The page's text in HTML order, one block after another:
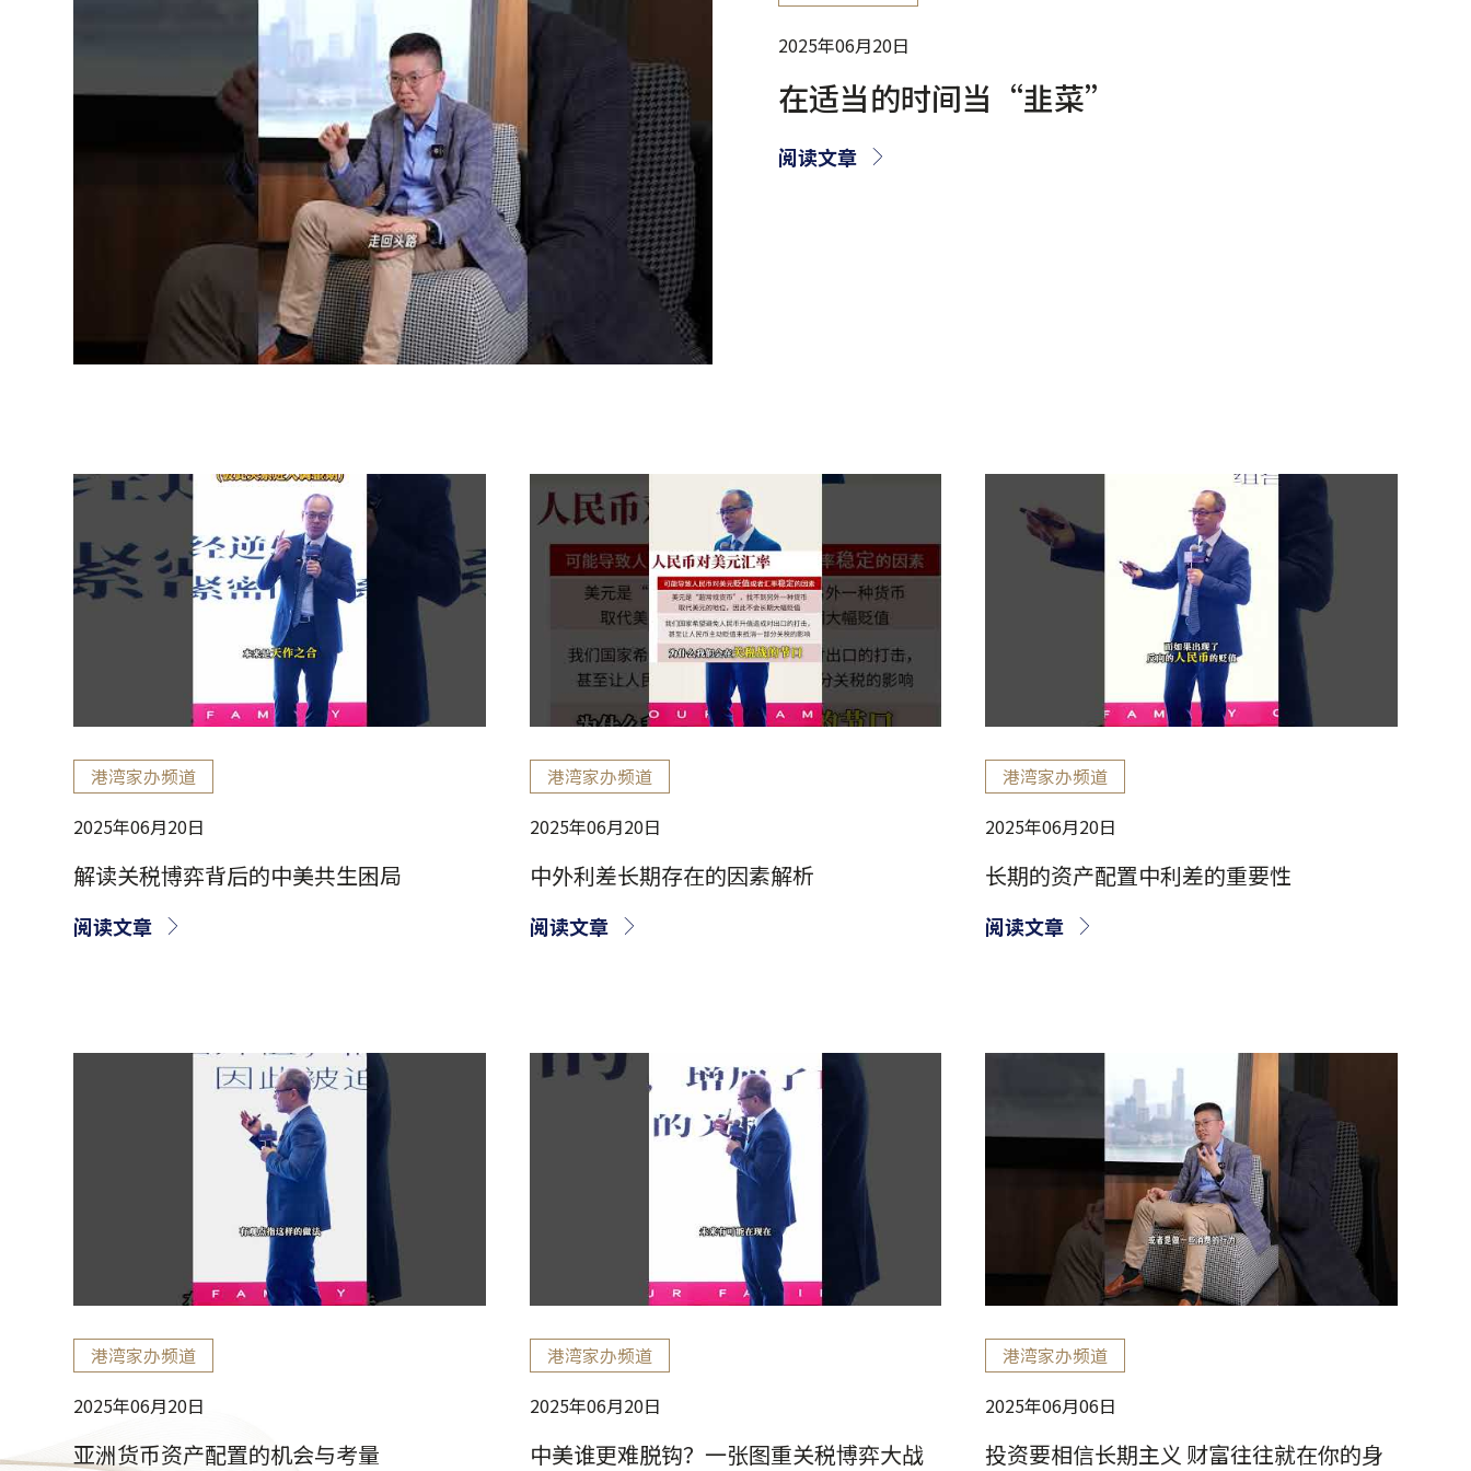
2025年06月20日
在适当的时间当“韭菜”
阅读文章
港湾家办频道
2025年06月20日
解读关税博弈背后的中美共生困局
阅读文章
港湾家办频道
2025年06月20日
中外利差长期存在的因素解析
阅读文章
港湾家办频道
2025年06月20日
长期的资产配置中利差的重要性
阅读文章
港湾家办频道
2025年06月20日
亚洲货币资产配置的机会与考量
港湾家办频道
2025年06月20日
中美谁更难脱钩？一张图重关税博弈大战
港湾家办频道
2025年06月06日
投资要相信长期主义 财富往往就在你的身